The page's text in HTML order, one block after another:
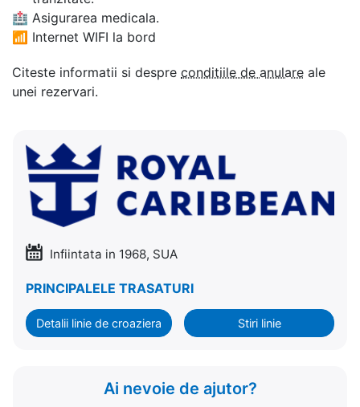
🏥 Asigurarea medicala.
📶 Internet WIFI la bord
Citeste informatii si despre conditiile de anulare ale
unei rezervari.
Infiintata in 1968, SUA
PRINCIPALELE TRASATURI
Detalii linie de croaziera Stiri linie
Ai nevoie de ajutor?